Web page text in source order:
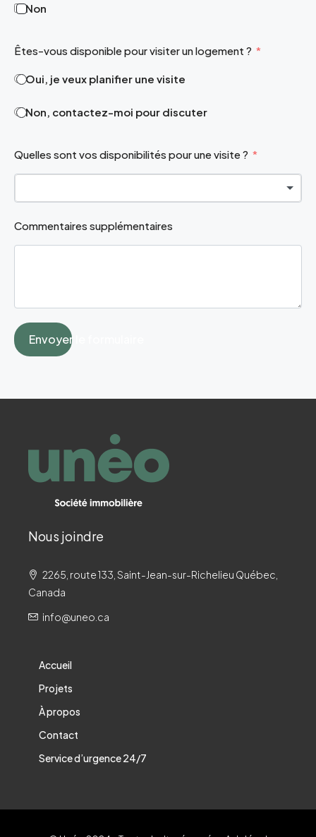
Non
Êtes-vous disponible pour visiter un logement ?
Oui, je veux planifier une visite
Non, contactez-moi pour discuter
Quelles sont vos disponibilités pour une visite ?
Commentaires supplémentaires
Envoyer le formulaire
Nous joindre
2265, route 133, Saint-Jean-sur-Richelieu Québec,
Canada
info@uneo.ca
Accueil
Projets
À propos
Contact
Service d’urgence 24/7